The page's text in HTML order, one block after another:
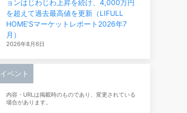
ョンはじわじわ上昇を続け、4,000万円
を超えて過去最高値を更新（LIFULL
HOME’Sマーケットレポート2026年7
月）
2026年8月6日
イベント
内容・URLは掲載時のものであり、変更されている
場合があります。